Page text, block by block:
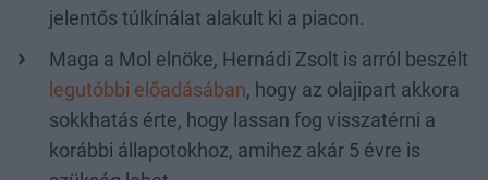
jelentős túlkínálat alakult ki a piacon.
Maga a Mol elnöke, Hernádi Zsolt is arról beszélt
legutóbbi előadásában, hogy az olajipart akkora
sokkhatás érte, hogy lassan fog visszatérni a
korábbi állapotokhoz, amihez akár 5 évre is